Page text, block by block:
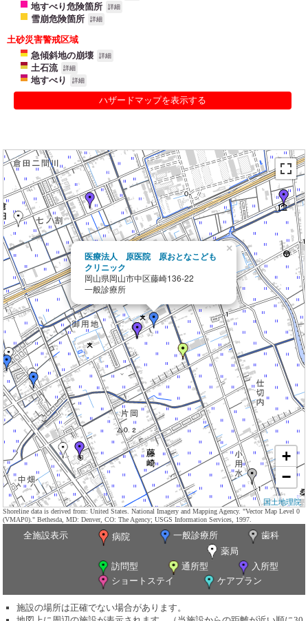
地すべり危険箇所 詳細
雪崩危険箇所 詳細
土砂災害警戒区域
急傾斜地の崩壊
詳細
土石流 詳細
地すべり 詳細
ハザードマップを表示する
医療法人 原医院 原おとなこども
クリニック
岡山県岡山市中区藤崎136-22
一般診療所
×
+
−
国土地理院
Shoreline data is derived from: United States. National Imagery and Mapping Agency. "Vector Map Level 0
(VMAP0)." Bethesda, MD: Denver, CO: The Agency; USGS Information Services, 1997.
全施設表示 病院 一般診療所
歯科
薬局
訪問型
通所型
入所型
ショートステイ
ケアプラン
施設の場所は正確でない場合があります。